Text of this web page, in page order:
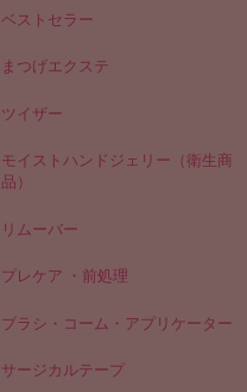
ベストセラー
まつげエクステ
ツイザー
モイストハンドジェリー（衛生商
品）
リムーバー
プレケア ・前処理
ブラシ・コーム・アプリケーター
サージカルテープ